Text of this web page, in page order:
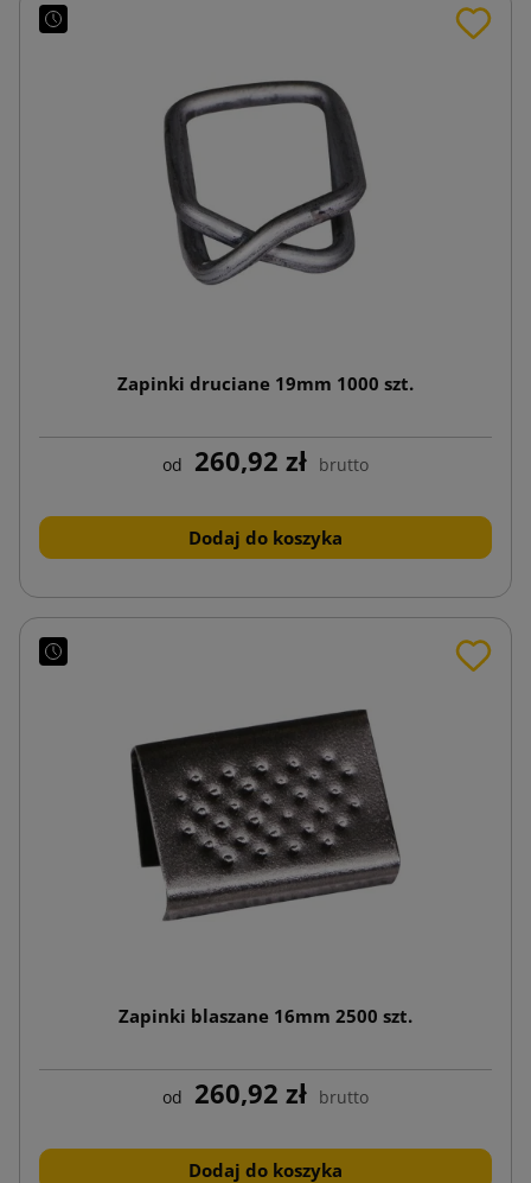
Zapinki druciane 19mm 1000 szt.
od 260,92 zł brutto
Dodaj do koszyka
Zapinki blaszane 16mm 2500 szt.
od 260,92 zł brutto
Dodaj do koszyka